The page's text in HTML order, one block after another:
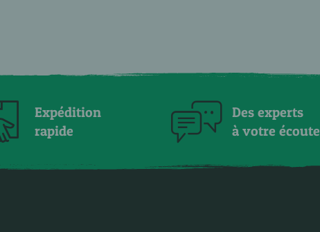
Expédition
rapide
Des experts
à votre écoute